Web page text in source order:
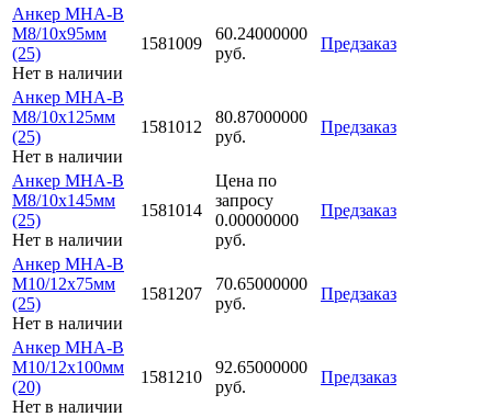
Анкер MHA-B
M8/10x95мм
(25)
Нет в наличии
1581009
60.24000000
руб.
Предзаказ
Анкер MHA-B
M8/10x125мм
(25)
Нет в наличии
1581012
80.87000000
руб.
Предзаказ
Анкер MHA-B
M8/10x145мм
(25)
Нет в наличии
1581014
Цена по
запросу
0.00000000
руб.
Предзаказ
Анкер MHA-B
M10/12x75мм
(25)
Нет в наличии
1581207
70.65000000
руб.
Предзаказ
Анкер MHA-B
M10/12x100мм
(20)
Нет в наличии
1581210
92.65000000
руб.
Предзаказ